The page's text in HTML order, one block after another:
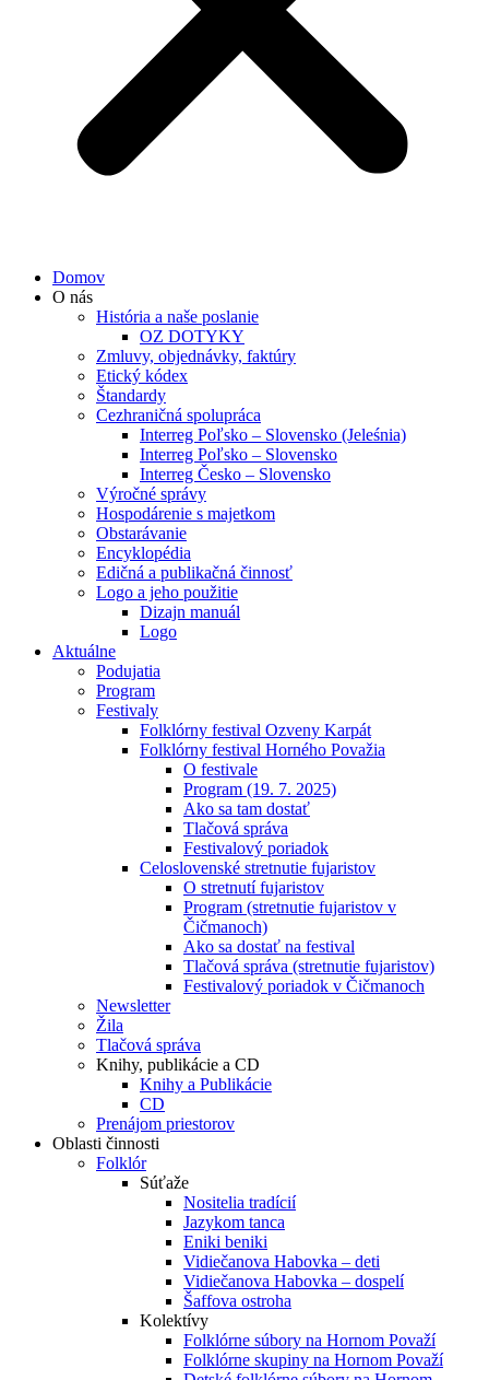
Domov
O nás
História a naše poslanie
OZ DOTYKY
Zmluvy, objednávky, faktúry
Etický kódex
Štandardy
Cezhraničná spolupráca
Interreg Poľsko – Slovensko (Jeleśnia)
Interreg Poľsko – Slovensko
Interreg Česko – Slovensko
Výročné správy
Hospodárenie s majetkom
Obstarávanie
Encyklopédia
Edičná a publikačná činnosť
Logo a jeho použitie
Dizajn manuál
Logo
Aktuálne
Podujatia
Program
Festivaly
Folklórny festival Ozveny Karpát
Folklórny festival Horného Považia
O festivale
Program (19. 7. 2025)
Ako sa tam dostať
Tlačová správa
Festivalový poriadok
Celoslovenské stretnutie fujaristov
O stretnutí fujaristov
Program (stretnutie fujaristov v
Čičmanoch)
Ako sa dostať na festival
Tlačová správa (stretnutie fujaristov)
Festivalový poriadok v Čičmanoch
Newsletter
Žila
Tlačová správa
Knihy, publikácie a CD
Knihy a Publikácie
CD
Prenájom priestorov
Oblasti činnosti
Folklór
Súťaže
Nositelia tradícií
Jazykom tanca
Eniki beniki
Vidiečanova Habovka – deti
Vidiečanova Habovka – dospelí
Šaffova ostroha
Kolektívy
Folklórne súbory na Hornom Považí
Folklórne skupiny na Hornom Považí